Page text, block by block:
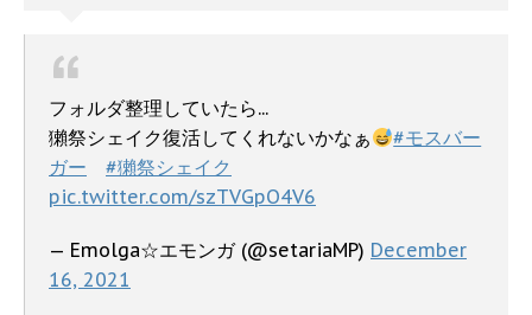
フォルダ整理していたら...
獺祭シェイク復活してくれないかなぁ
#モスバー
ガー
#獺祭シェイク
pic.twitter.com/szTVGpO4V6
— Emolga☆エモンガ (@setariaMP) December
16, 2021